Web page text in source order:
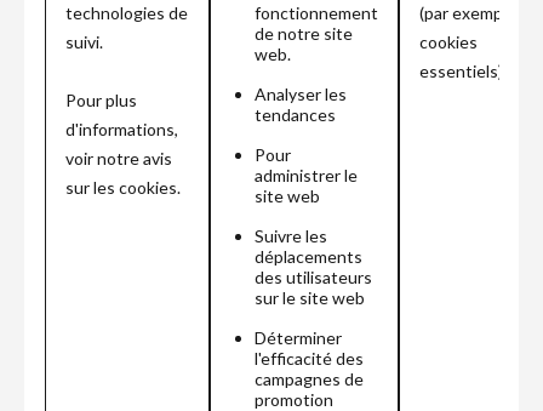
technologies de
suivi.
Pour plus
d'informations,
voir notre avis
sur les cookies.
fonctionnement
de notre site
web.
Analyser les
tendances
Pour
administrer le
site web
Suivre les
déplacements
des utilisateurs
sur le site web
Déterminer
l'efficacité des
campagnes de
promotion
(par exemple,
cookies
essentiels)